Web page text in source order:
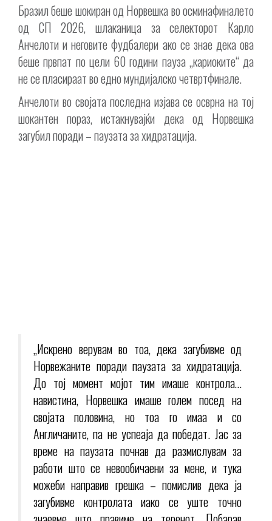
Бразил беше шокиран од Норвешка во осминафиналето
од СП 2026, шлаканица за селекторот Карло
Анчелоти и неговите фудбалери ако се знае дека ова
беше првпат по цели 60 години пауза „кариоките“ да
не се пласираат во едно мундијалско четвртфинале.
Анчелоти во својата последна изјава се осврна на тој
шокантен пораз, истакнувајќи дека од Норвешка
загубил поради – паузата за хидратација.
„Искрено верувам во тоа, дека загубивме од
Норвежаните поради паузата за хидратација.
До тој момент мојот тим имаше контрола…
навистина, Норвешка имаше голем посед на
својата половина, но тоа го имаа и со
Англичаните, па не успеаја да победат. Јас за
време на паузата почнав да размислувам за
работи што се невообичаени за мене, и тука
можеби направив грешка – помислив дека ја
загубивме контролата иако се уште точно